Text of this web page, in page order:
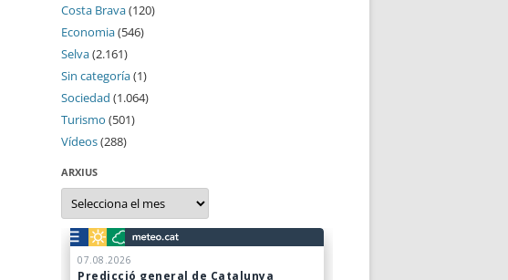
Costa Brava(120)
Economia(546)
Selva(2.161)
Sin categoría(1)
Sociedad (1.064)
Turismo (501)
Vídeos(288)
ARXIUS
Arxius